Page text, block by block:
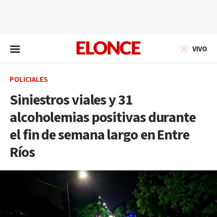
VIVO
POLICIALES
Siniestros viales y 31
alcoholemias positivas durante
el fin de semana largo en Entre
Ríos